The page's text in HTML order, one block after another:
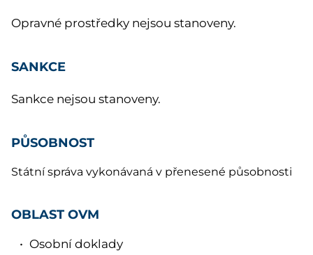
Opravné prostředky nejsou stanoveny.
SANKCE
Sankce nejsou stanoveny.
PŮSOBNOST
Státní správa vykonávaná v přenesené působnosti
OBLAST OVM
Osobní doklady